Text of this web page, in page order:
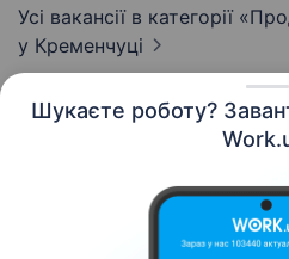
Шукаєте роботу?
Усі вакансії в категорії
у Кременчуці